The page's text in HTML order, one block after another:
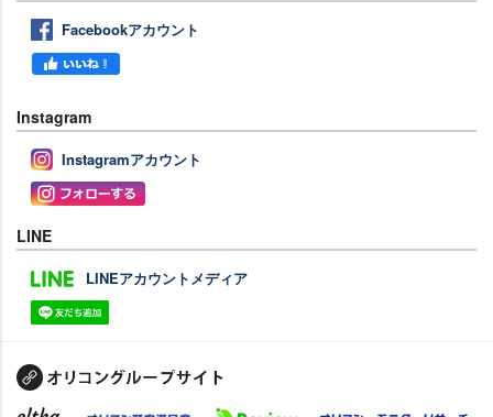
Facebookアカウント
Instagram
Instagramアカウント
LINE
LINEアカウントメディア